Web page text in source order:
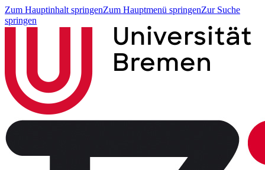
Zum Hauptinhalt springenZum Hauptmenü springenZur Suche
springen